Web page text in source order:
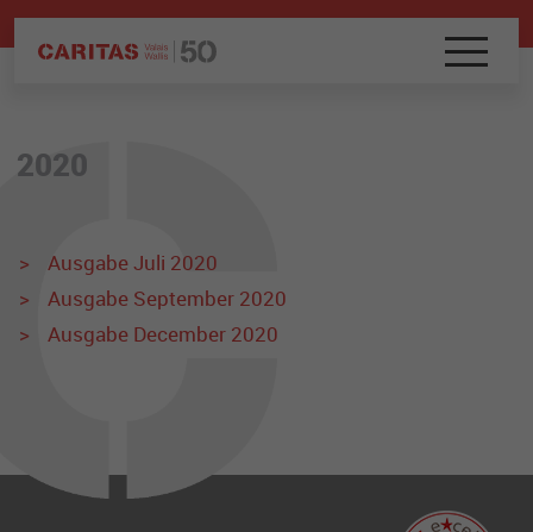
2020
Ausgabe Juli 2020
Ausgabe September 2020
Ausgabe December 2020